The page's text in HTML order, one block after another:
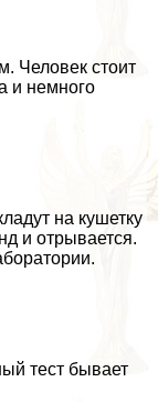
Человек стоит
и немного
на кушетку
и отрывается.
тест бывает